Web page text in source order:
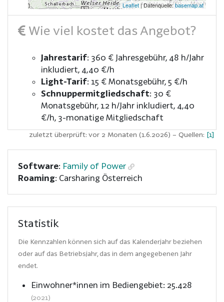
Leaflet| Datenquelle:basemap.at
Wie viel kostet das Angebot?
Jahrestarif: 360 € Jahresgebühr 48 h/Jahr
inkludiert 4,40 €/h
Light-Tarif: 15 € Monatsgebühr 5 €/h
Schnuppermitgliedschaft: 30 €
Monatsgebühr 12 h/Jahr inkludiert 4,40
€/h 3-monatige Mitgliedschaft
zuletzt überprüft: vor 2 Monaten (1.6.2026) – Quellen: [1]
Software: Family of Power
Roaming: Carsharing Österreich
Statistik
Die Kennzahlen können sich auf das Kalenderjahr beziehen
oder auf das Betriebsjahr, das in dem angegebenen Jahr
endet.
Einwohner*innen im Bediengebiet: 25.428
(2021)